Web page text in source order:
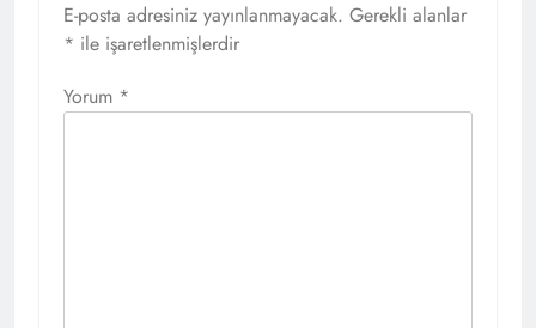
E-posta adresiniz yayınlanmayacak. Gerekli alanlar
* ile işaretlenmişlerdir
Yorum *